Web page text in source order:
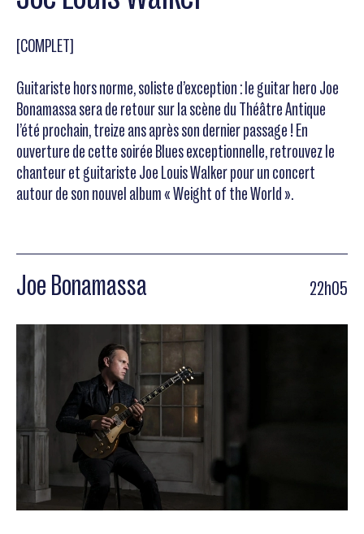
[COMPLET]
Guitariste hors norme, soliste d’exception : le guitar hero Joe
Bonamassa sera de retour sur la scène du Théâtre Antique
l’été prochain, treize ans après son dernier passage ! En
ouverture de cette soirée Blues exceptionnelle, retrouvez le
chanteur et guitariste Joe Louis Walker pour un concert
autour de son nouvel album « Weight of the World ».
Joe Bonamassa 22h05